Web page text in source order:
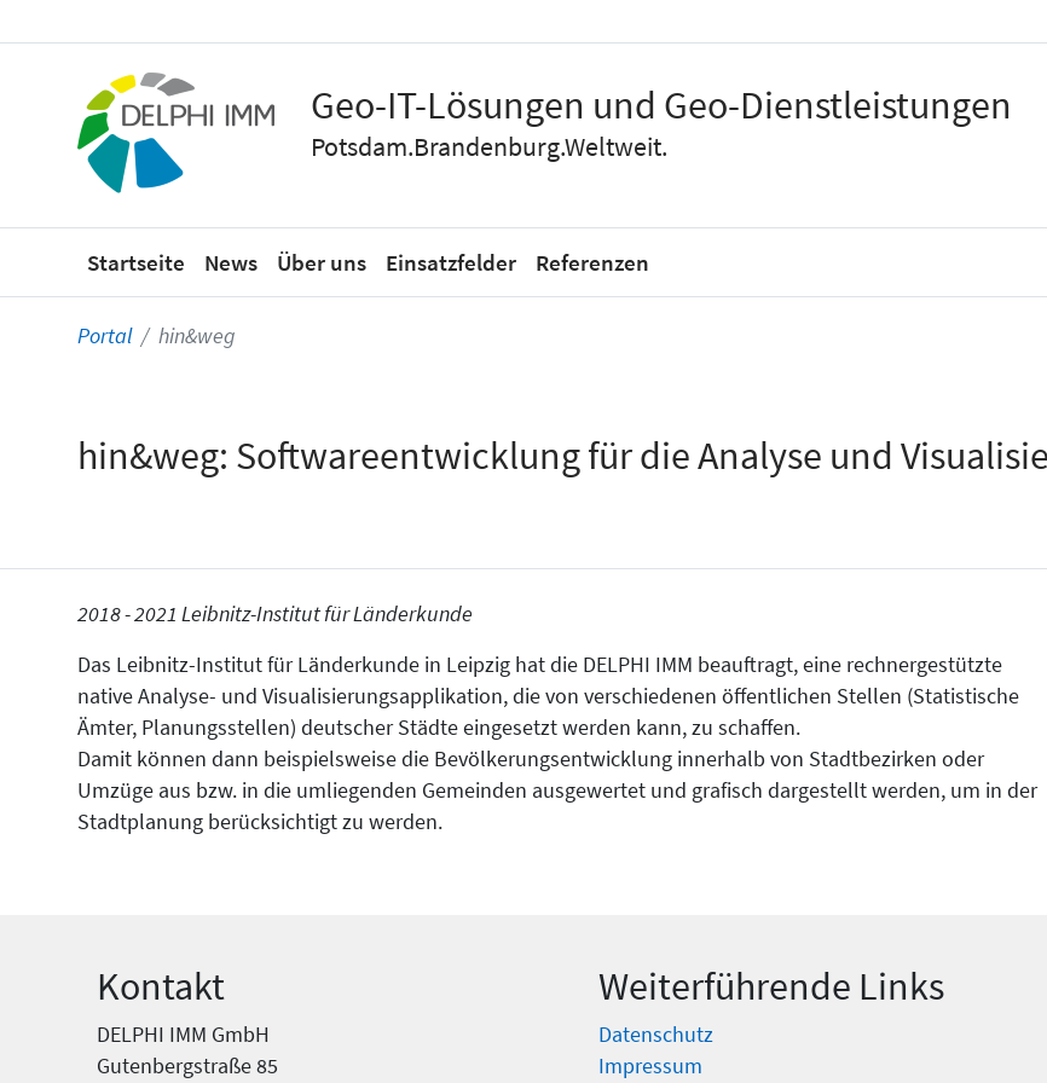
Geo-IT-Lösungen und Geo-Dienstleistungen
Potsdam.Brandenburg.Weltweit.
Startseite News Über uns Einsatzfelder Referenzen
Portal hin&weg
hin&weg: Softwareentwicklung für die Analyse und
2018 - 2021 Leibnitz-Institut für Länderkunde
Das Leibnitz-Institut für Länderkunde in Leipzig hat die DELPHI IMM beauftragt, eine rechnergestützte
native Analyse- und Visualisierungsapplikation, die von verschiedenen öffentlichen Stellen (Statistische
Ämter, Planungsstellen) deutscher Städte eingesetzt werden kann, zu schaffen.
Damit können dann beispielsweise die Bevölkerungsentwicklung innerhalb von Stadtbezirken oder
Umzüge aus bzw. in die umliegenden Gemeinden ausgewertet und grafisch dargestellt werden, um in der
Stadtplanung berücksichtigt zu werden.
Kontakt
DELPHI IMM GmbH
Gutenbergstraße 85
Weiterführende Links
Datenschutz
Impressum